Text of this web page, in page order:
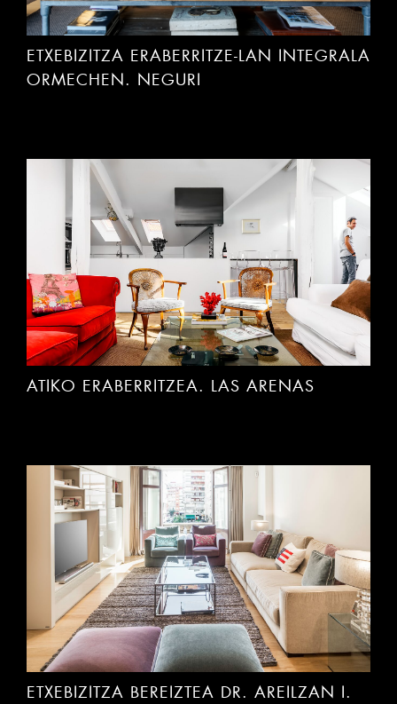
ETXEBIZITZA ERABERRITZE-LAN INTEGRALA
ORMECHEN. NEGURI
ATIKO ERABERRITZEA. LAS ARENAS
ETXEBIZITZA BEREIZTEA DR. AREILZAN I.